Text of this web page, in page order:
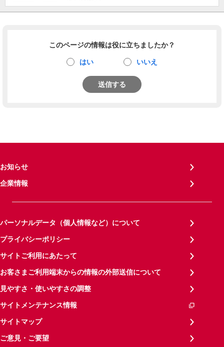
このページの情報は役に立ちましたか？
はい いいえ
送信する
お知らせ
企業情報
パーソナルデータ（個人情報など）について
プライバシーポリシー
サイトご利用にあたって
お客さまご利用端末からの情報の外部送信について
見やすさ・使いやすさの調整
サイトメンテナンス情報
サイトマップ
ご意見・ご要望